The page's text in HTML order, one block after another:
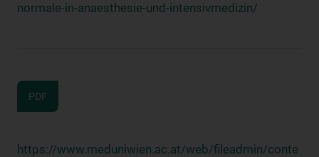
normale-in-anaesthesie-und-intensivmedizin/
PDF
https://www.meduniwien.ac.at/web/fileadmin/conte